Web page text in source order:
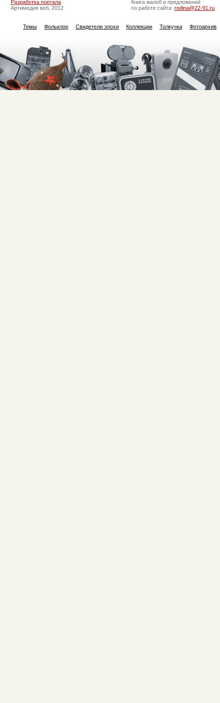
Разработка портала
Артимедия веб, 2012
Книга жалоб и предложений
по работе сайта: rodina@22-91.ru
Темы Фольклор Свидетели эпохи Коллекции Толкучка Фотоархив